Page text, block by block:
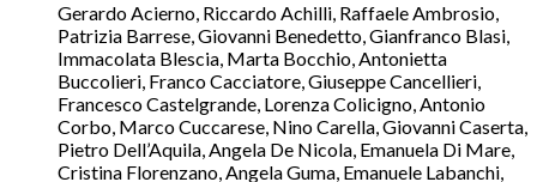
Gerardo Acierno, Riccardo Achilli, Raffaele Ambrosio,
Patrizia Barrese, Giovanni Benedetto, Gianfranco Blasi,
Immacolata Blescia, Marta Bocchio, Antonietta
Buccolieri, Franco Cacciatore, Giuseppe Cancellieri,
Francesco Castelgrande, Lorenza Colicigno, Antonio
Corbo, Marco Cuccarese, Nino Carella, Giovanni Caserta,
Pietro Dell’Aquila, Angela De Nicola, Emanuela Di Mare,
Cristina Florenzano, Angela Guma, Emanuele Labanchi,